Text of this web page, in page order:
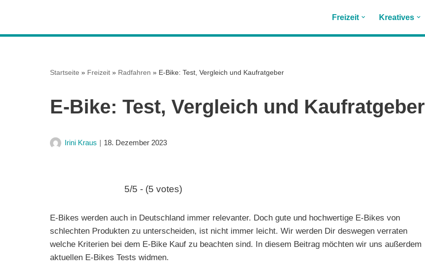
Freizeit Kreatives
Startseite » Freizeit » Radfahren » E-Bike: Test, Vergleich und Kaufratgeber
E-Bike: Test, Vergleich und Kaufratgeber
Irini Kraus 18. Dezember 2023
5/5 - (5 votes)
E-Bikes werden auch in Deutschland immer relevanter. Doch gute und hochwertige E-Bikes von
schlechten Produkten zu unterscheiden, ist nicht immer leicht. Wir werden Dir deswegen verraten
welche Kriterien bei dem E-Bike Kauf zu beachten sind. In diesem Beitrag möchten wir uns außerdem
aktuellen E-Bikes Tests widmen.